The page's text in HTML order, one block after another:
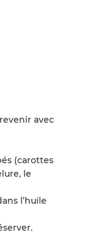
avec
(carottes
le
l’huile